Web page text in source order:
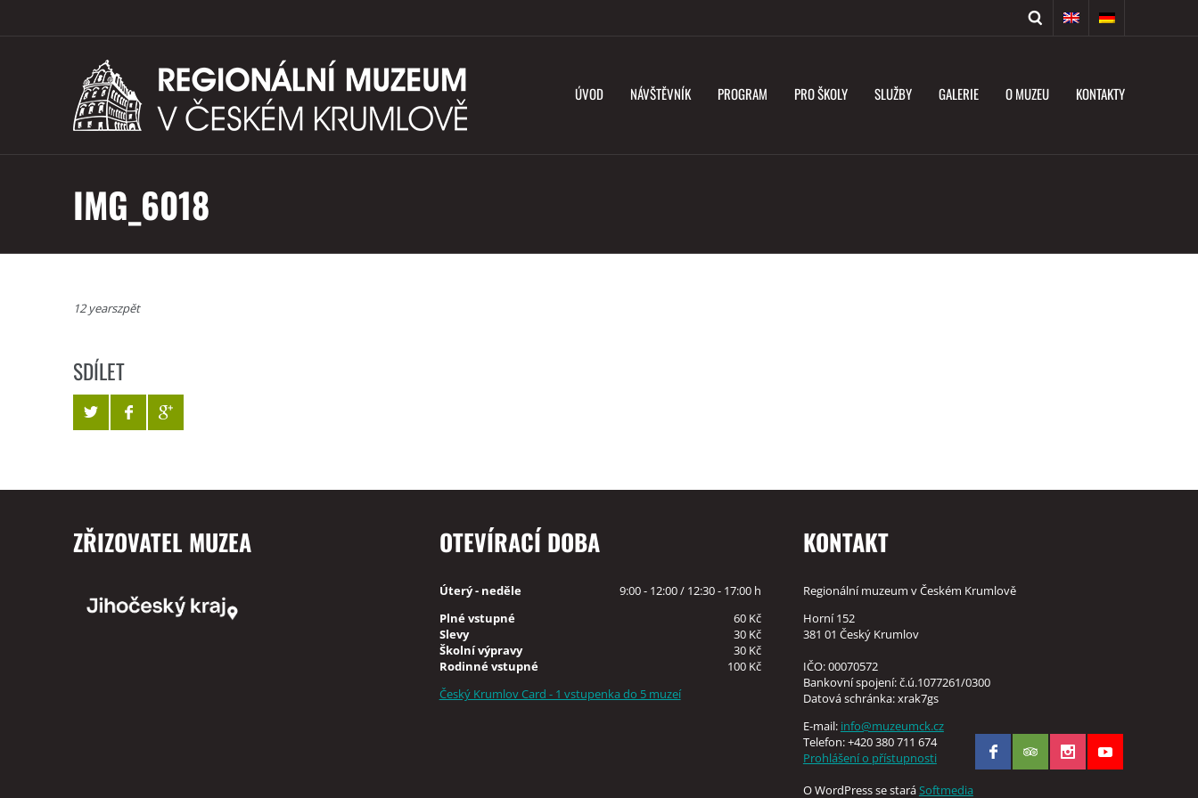
ÚVOD NÁVŠTĚVNÍK PROGRAM PRO ŠKOLY SLUŽBY GALERIE O MUZEU KONTAKTY
IMG_6018
12 yearszpět
SDÍLET
ZŘIZOVATEL MUZEA OTEVÍRACÍ DOBA
Úterý - neděle
9:00 - 12:00 / 12:30 - 17:00 h
Plné vstupné
60 Kč
Slevy
30 Kč
Školní výpravy
30 Kč
Rodinné vstupné
100 Kč
Český Krumlov Card - 1 vstupenka do 5 muzeí
KONTAKT
Regionální muzeum v Českém Krumlově
Horní 152
381 01 Český Krumlov
IČO: 00070572
Bankovní spojení: č.ú.1077261/0300
Datová schránka: xrak7gs
E-mail: info@muzeumck.cz
Telefon: +420 380 711 674
Prohlášení o přístupnosti
O WordPress se staráSoftmedia